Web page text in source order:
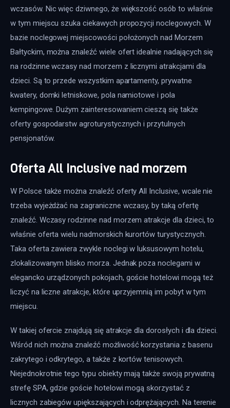
wczasów. Nic więc dziwnego, że większość osób to właśnie
w tym miejscu szuka ciekawych propozycji noclegowych. W
bazie noclegowej miejscowości położonych nad Morzem
Bałtyckim, można znaleźć wiele ofert idealnie nadających się
na rodzinne wczasy nad morzem z licznymi atrakcjami dla
dzieci. Są to przede wszystkim apartamenty, prywatne
kwatery, domki letniskowe, pola namiotowe i pola
kempingowe. Dużym zainteresowaniem cieszą się także
oferty gospodarstw agroturystycznych i przytulnych
pensjonatów.
Oferta All Inclusive nad morzem
W Polsce także można znaleźć oferty All Inclusive, wcale nie
trzeba wyjeżdżać na zagraniczne wczasy, by taką ofertę
znaleźć. Wczasy rodzinne nad morzem atrakcje dla dzieci, to
właśnie oferta wielu nadmorskich kurortów turystycznych.
Taka oferta zawiera zwykle noclegi w luksusowym hotelu,
zlokalizowanym blisko morza. Jednak poza noclegami w
elegancko urządzonych pokojach, goście hotelowi mogą też
liczyć na liczne atrakcje, które uprzyjemnią im pobyt w tym
miejscu.
W takiej ofercie znajdują się atrakcje dla dorosłych i dla dzieci.
Wśród nich można znaleźć możliwość korzystania z basenu
zakrytego i odkrytego, a także z kortów tenisowych.
Niejednokrotnie tego typu obiekty mają także swoją prywatną
strefę SPA, gdzie goście hotelowi mogą skorzystać z
licznych zabiegów upiększających i odprężających. Na terenie